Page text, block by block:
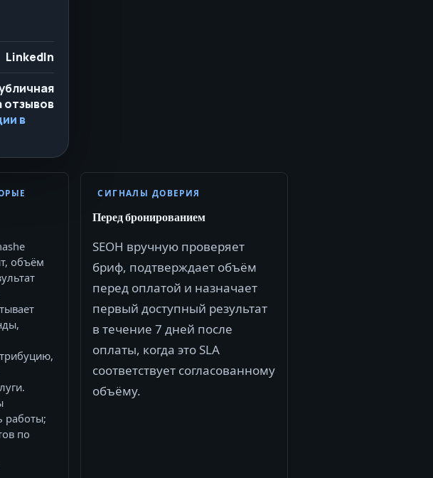
LinkedIn
отзывов
в
объём
работы;
по
СИГНАЛЫ ДОВЕРИЯ
Перед бронированием
SEOH вручную проверяет
бриф, подтверждает объём
перед оплатой и назначает
первый доступный результат
в течение 7 дней после
оплаты, когда это SLA
соответствует согласованному
объёму.